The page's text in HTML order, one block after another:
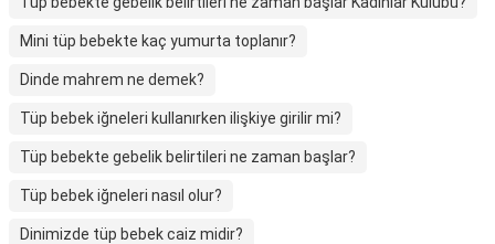
Mini tüp bebekte kaç yumurta toplanır?
Dinde mahrem ne demek?
Tüp bebek iğneleri kullanırken ilişkiye girilir mi?
Tüp bebekte gebelik belirtileri ne zaman başlar?
Tüp bebek iğneleri nasıl olur?
Dinimizde tüp bebek caiz midir?